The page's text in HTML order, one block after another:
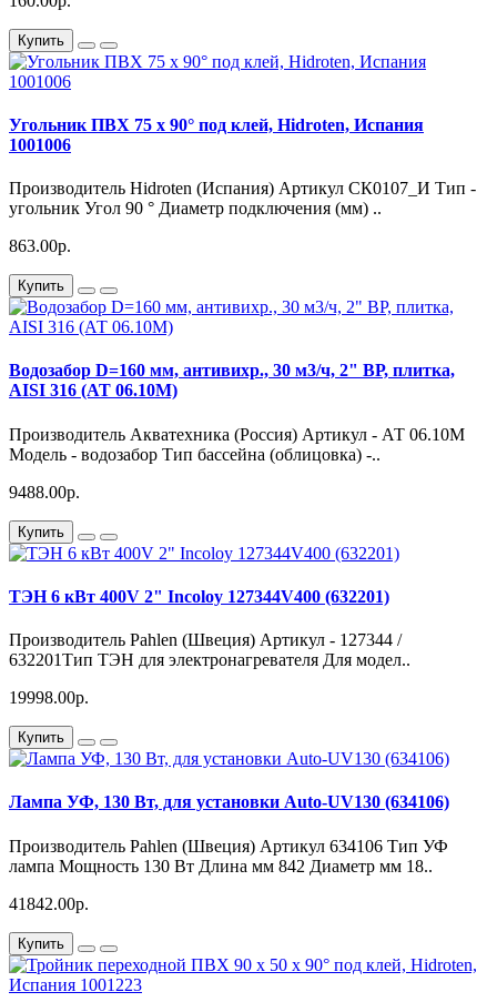
Купить
Угольник ПВХ 75 х 90° под клей, Hidroten, Испания
1001006
Производитель Hidroten (Испания) Артикул СК0107_И Тип -
угольник Угол 90 ° Диаметр подключения (мм) ..
863.00р.
Купить
Водозабор D=160 мм, антивихр., 30 м3/ч, 2" ВР, плитка,
AISI 316 (АТ 06.10M)
Производитель Акватехника (Россия) Артикул - АТ 06.10М
Модель - водозабор Тип бассейна (облицовка) -..
9488.00р.
Купить
ТЭН 6 кВт 400V 2" Incoloy 127344V400 (632201)
Производитель Pahlen (Швеция) Артикул - 127344 /
632201Тип ТЭН для электронагревателя Для модел..
19998.00р.
Купить
Лампа УФ, 130 Вт, для установки Auto-UV130 (634106)
Производитель Pahlen (Швеция) Артикул 634106 Тип УФ
лампа Мощность 130 Вт Длина мм 842 Диаметр мм 18..
41842.00р.
Купить